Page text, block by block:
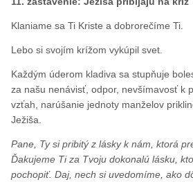
Klaniame sa Ti Kriste a dobrorečíme Ti.
Lebo si svojím krížom vykúpil svet.
Každým úderom kladiva sa stupňuje
za našu nenávisť, odpor, nevšímavosť k
vzťah, narúšanie jednoty manželov
Ježiša.
Pane, Ty si pribitý z lásky k nám, ktorá
Ďakujeme Ti za Tvoju dokonalú lásku,
pochopiť. Daj, nech si uvedomíme, ako